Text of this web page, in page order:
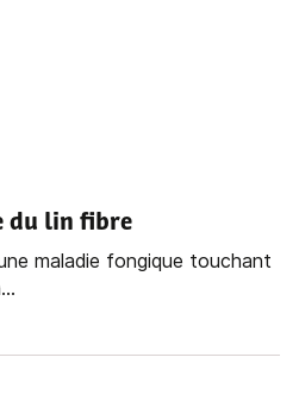
du lin fibre
maladie fongique touchant